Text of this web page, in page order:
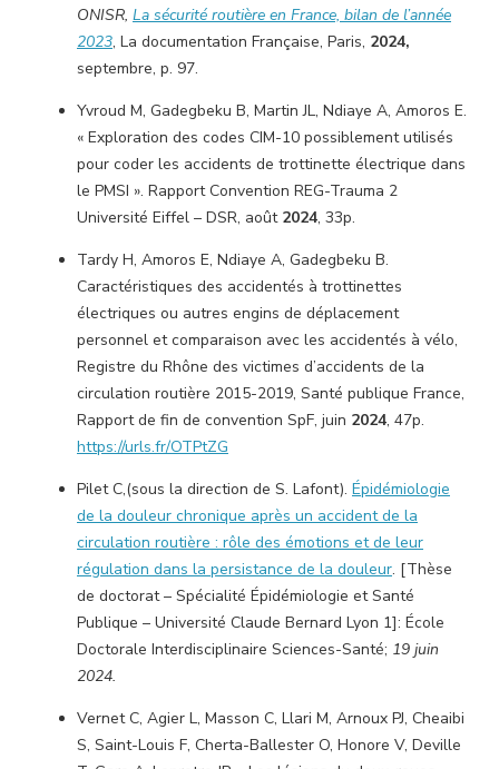
ONISR, La sécurité routière en France, bilan de l’année
2023, La documentation Française, Paris, 2024,
septembre, p. 97.
Yvroud M, Gadegbeku B, Martin JL, Ndiaye A, Amoros E.
« Exploration des codes CIM-10 possiblement utilisés
pour coder les accidents de trottinette électrique dans
le PMSI ». Rapport Convention REG-Trauma 2
Université Eiffel – DSR, août 2024, 33p.
Tardy H, Amoros E, Ndiaye A, Gadegbeku B.
Caractéristiques des accidentés à trottinettes
électriques ou autres engins de déplacement
personnel et comparaison avec les accidentés à vélo,
Registre du Rhône des victimes d’accidents de la
circulation routière 2015-2019, Santé publique France,
Rapport de fin de convention SpF, juin 2024, 47p.
https://urls.fr/OTPtZG
Pilet C,(sous la direction de S. Lafont). Épidémiologie
de la douleur chronique après un accident de la
circulation routière : rôle des émotions et de leur
régulation dans la persistance de la douleur. [Thèse
de doctorat – Spécialité Épidémiologie et Santé
Publique – Université Claude Bernard Lyon 1]: École
Doctorale Interdisciplinaire Sciences-Santé; 19 juin
2024.
Vernet C, Agier L, Masson C, Llari M, Arnoux PJ, Cheaibi
S, Saint-Louis F, Cherta-Ballester O, Honore V, Deville